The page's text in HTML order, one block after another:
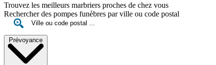
Trouvez les meilleurs marbriers proches de chez vous
Rechercher des pompes funèbres par ville ou code postal
Prévoyance